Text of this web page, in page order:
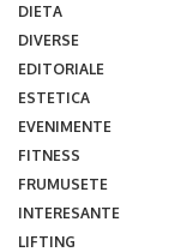
DIETA
DIVERSE
EDITORIALE
ESTETICA
EVENIMENTE
FITNESS
FRUMUSETE
INTERESANTE
LIFTING